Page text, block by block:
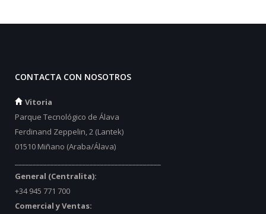
CONTACTA CON NOSOTROS
Vitoria
Parque Tecnológico de Álava
Ferdinand Zeppelin, 2 (Lantek)
01510 Miñano (Araba/Álava)
General (Centralita):
+34 945 771 700
Comercial y Ventas: